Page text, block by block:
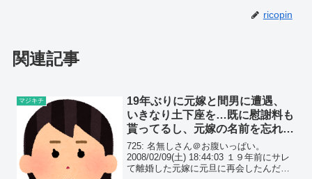
ricopin
関連記事
マジキチ
19年ぶりに元嫁と間男に遭遇、
いきなり土下座を…既に慰謝料も
貰ってるし、元嫁の名前を忘れて
いたオレは、パニックに…
725: 名無しさん＠お腹いっぱい。
2008/02/09(土) 18:44:03 １９年前にサレ
て離婚した元嫁に元旦に再会したんだが